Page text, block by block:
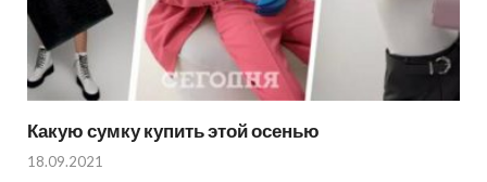
Какую сумку купить этой осенью
18.09.2021